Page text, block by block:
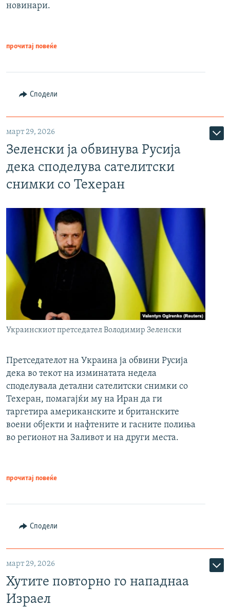
новинари.
прочитај повеќе
Сподели
март 29, 2026
Зеленски ја обвинува Русија
дека споделува сателитски
снимки со Техеран
Украинскиот претседател Володимир Зеленски
Претседателот на Украина ја обвини Русија
дека во текот на изминатата недела
споделувала детални сателитски снимки со
Техеран, помагајќи му на Иран да ги
таргетира американските и британските
воени објекти и нафтените и гасните полиња
во регионот на Заливот и на други места.
прочитај повеќе
Сподели
март 29, 2026
Хутите повторно го нападнаа
Израел